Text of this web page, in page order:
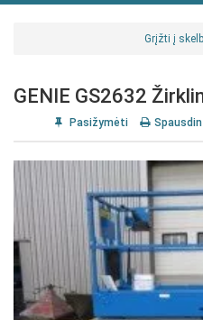
Grįžti į
GENIE GS2632
Pasižymėti